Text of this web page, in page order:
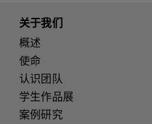
关于我们
概述
使命
认识团队
学生作品展
案例研究